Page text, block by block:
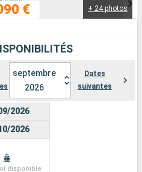
+ 24 photos
€
septembre
2026
Dates
suivantes
2026
2026
disponible
Compagnies